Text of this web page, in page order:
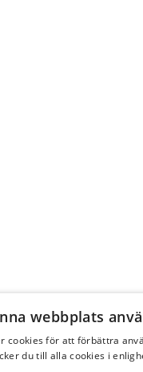
webbplats
cookies för att förbättra
du till alla cookies i